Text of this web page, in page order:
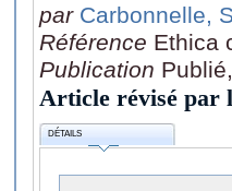
par Carbonnelle,
Référence Ethica
Publication
Article révisé par
DÉTAILS